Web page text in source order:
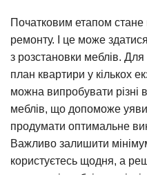
Початковим етапом стане
ремонту. І це може
з розстановки меблів. Для
план квартири у кількох
можна випробувати різні
меблів, що допоможе
продумати оптимальне
Важливо залишити
користуєтесь щодня, а